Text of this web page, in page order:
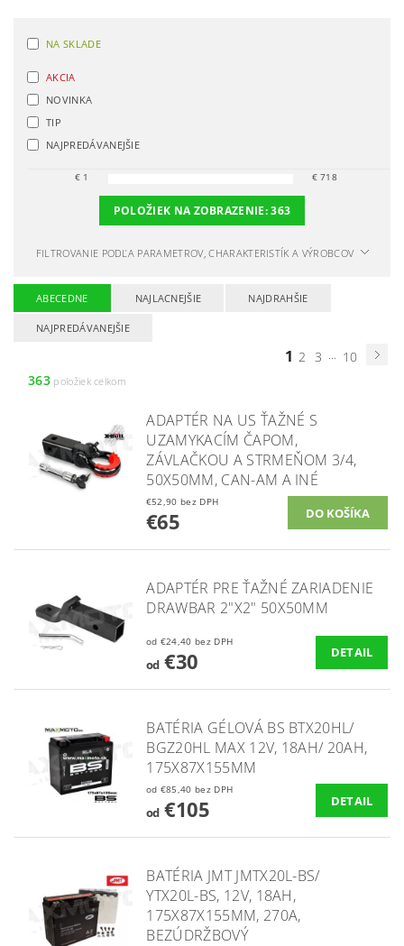
NA SKLADE
AKCIA
NOVINKA
TIP
NAJPREDÁVANEJŠIE
€ 1 €718
POLOŽIEK NA ZOBRAZENIE:363
FILTROVANIE PODĽA PARAMETROV, CHARAKTERISTÍK A VÝROBCOV
ABECEDNE NAJLACNEJŠIE NAJDRAHŠIE
NAJPREDÁVANEJŠIE
1 2 3 ... 10
363položiek celkom
ADAPTÉR NA US ŤAŽNÉ S
UZAMYKACÍM ČAPOM,
ZÁVLAČKOU A STRMEŇOM 3/4,
50X50MM, CAN-AM A INÉ
€52,90 bez DPH
€65
ADAPTÉR PRE ŤAŽNÉ ZARIADENIE
DRAWBAR 2"X2" 50X50MM
od €24,40 bez DPH
od€30 DETAIL
BATÉRIA GÉLOVÁ BS BTX20HL/
BGZ20HL MAX 12V, 18AH/ 20AH,
175X87X155MM
od €85,40 bez DPH
od€105 DETAIL
BATÉRIA JMT JMTX20L-BS/
YTX20L-BS, 12V, 18AH,
175X87X155MM, 270A,
BEZÚDRŽBOVÝ